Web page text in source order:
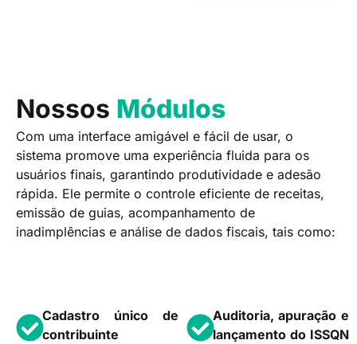
Nossos Módulos
Com uma interface amigável e fácil de usar, o
sistema promove uma experiência fluida para os
usuários finais, garantindo produtividade e adesão
rápida. Ele permite o controle eficiente de receitas,
emissão de guias, acompanhamento de
inadimplências e análise de dados fiscais, tais como:
Cadastro único de
contribuinte
Auditoria, apuração e
lançamento do ISSQN